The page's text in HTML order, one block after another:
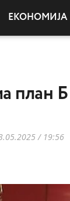
ЕКОНОМИЈА
план
/ 19:56